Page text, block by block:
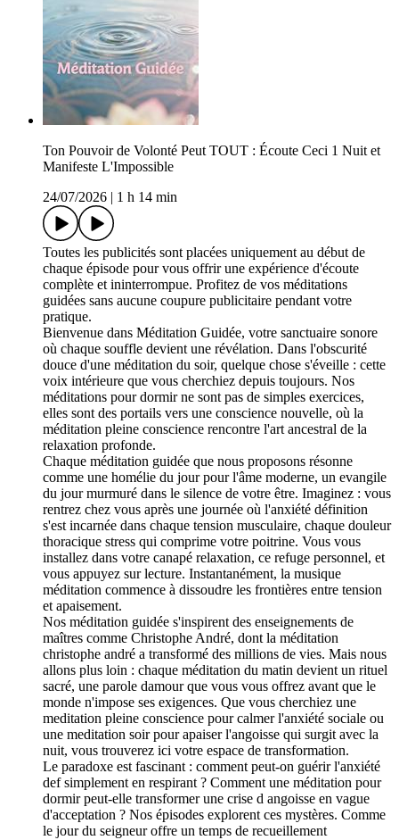
Ton Pouvoir de Volonté Peut TOUT : Écoute Ceci 1 Nuit et
Manifeste L'Impossible
24/07/2026
1 h 14 min
Toutes les publicités sont placées uniquement au début de
chaque épisode pour vous offrir une expérience d'écoute
complète et ininterrompue. Profitez de vos méditations
guidées sans aucune coupure publicitaire pendant votre
pratique.
Bienvenue dans Méditation Guidée, votre sanctuaire sonore
où chaque souffle devient une révélation. Dans l'obscurité
douce d'une méditation du soir, quelque chose s'éveille : cette
voix intérieure que vous cherchiez depuis toujours. Nos
méditations pour dormir ne sont pas de simples exercices,
elles sont des portails vers une conscience nouvelle, où la
méditation pleine conscience rencontre l'art ancestral de la
relaxation profonde.
Chaque méditation guidée que nous proposons résonne
comme une homélie du jour pour l'âme moderne, un evangile
du jour murmuré dans le silence de votre être. Imaginez : vous
rentrez chez vous après une journée où l'anxiété définition
s'est incarnée dans chaque tension musculaire, chaque douleur
thoracique stress qui comprime votre poitrine. Vous vous
installez dans votre canapé relaxation, ce refuge personnel, et
vous appuyez sur lecture. Instantanément, la musique
méditation commence à dissoudre les frontières entre tension
et apaisement.
Nos méditation guidée s'inspirent des enseignements de
maîtres comme Christophe André, dont la méditation
christophe andré a transformé des millions de vies. Mais nous
allons plus loin : chaque méditation du matin devient un rituel
sacré, une parole damour que vous vous offrez avant que le
monde n'impose ses exigences. Que vous cherchiez une
meditation pleine conscience pour calmer l'anxiété sociale ou
une meditation soir pour apaiser l'angoisse qui surgit avec la
nuit, vous trouverez ici votre espace de transformation.
Le paradoxe est fascinant : comment peut-on guérir l'anxiété
def simplement en respirant ? Comment une méditation pour
dormir peut-elle transformer une crise d angoisse en vague
d'acceptation ? Nos épisodes explorent ces mystères. Comme
le jour du seigneur offre un temps de recueillement